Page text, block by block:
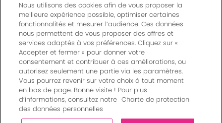
© Bordeaux Events And More | Rue Jean Samazeuilh - CS
20088 - 33070 Bordeaux cedex - France
Mentions légales|
Règlement général des manifestations
Un événement organisé par Bordeaux Events And More
Charte de protection des données personnelles
Nous utilisons des cookies afin de vous proposer la
meilleure expérience possible, optimiser certaines
fonctionnalités et mesurer l’audience. Ces données
nous permettent de vous proposer des offres et
services adaptés à vos préférences. Cliquez sur «
Accepter et fermer » pour donner votre
consentement et contribuer à ces améliorations, ou
autorisez seulement une partie via les paramètres.
Vous pourrez revenir sur votre choix à tout moment
en bas de page. Bonne visite ! Pour plus
d’informations, consultez notre Charte de protection
des données personnelles